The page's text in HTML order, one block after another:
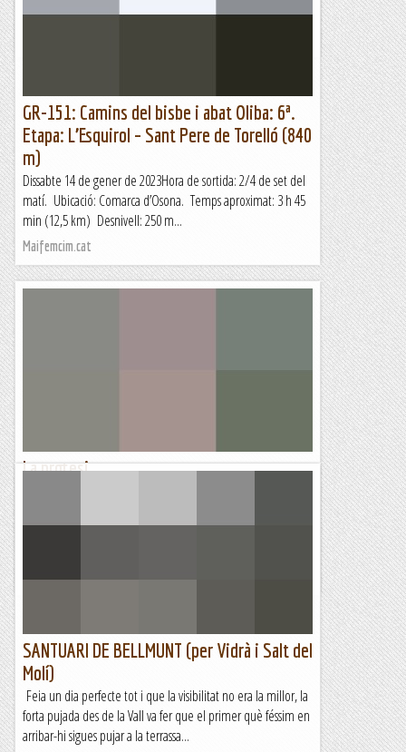
GR-151: Camins del bisbe i abat Oliba: 6ª.
Etapa: L’Esquirol – Sant Pere de Torelló (840
m)
Dissabte 14 de gener de 2023Hora de sortida: 2/4 de set del
matí. Ubicació: Comarca d’Osona. Temps aproximat: 3 h 45
min (12,5 km) Desnivell: 250 m...
Maifemcim.cat
La protesi
proposta que tinc al cap és anar a la Roca Gran de Ferrus
Els Visas
SANTUARI DE BELLMUNT (per Vidrà i Salt del
Molí)
Feia un dia perfecte tot i que la visibilitat no era la millor, la
forta pujada des de la Vall va fer que el primer què féssim en
arribar-hi sigues pujar a la terrassa...